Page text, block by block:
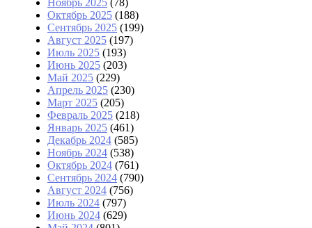
Ноябрь 2025 (78)
Октябрь 2025 (188)
Сентябрь 2025 (199)
Август 2025 (197)
Июль 2025 (193)
Июнь 2025 (203)
Май 2025 (229)
Апрель 2025 (230)
Март 2025 (205)
Февраль 2025 (218)
Январь 2025 (461)
Декабрь 2024 (585)
Ноябрь 2024 (538)
Октябрь 2024 (761)
Сентябрь 2024 (790)
Август 2024 (756)
Июль 2024 (797)
Июнь 2024 (629)